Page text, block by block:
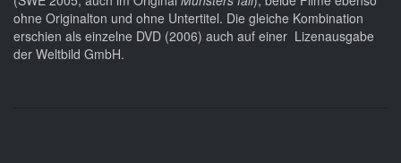
ohne Originalton und ohne Untertitel. Die gleiche Kombination
erschien als einzelne DVD (2006) auch auf einer Lizenausgabe
der Weltbild GmbH.